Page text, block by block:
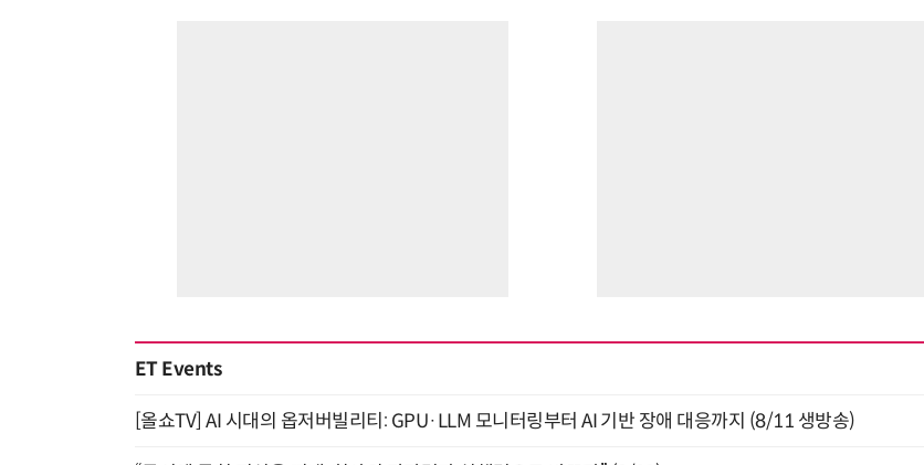
ET Events
[올쇼TV] AI 시대의 옵저버빌리티: GPU·LLM 모니터링부터 AI 기반 장애 대응까지 (8/11 생방송)